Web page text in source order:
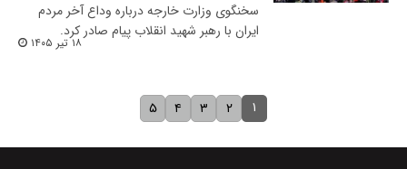
سخنگوی وزارت خارجه درباره وداع آخر مردم
ایران با رهبر شهید انقلاب پیام صادر کرد.
۱۸ تیر ۱۴۰۵
۱ ۲ ۳ ۴ ۵